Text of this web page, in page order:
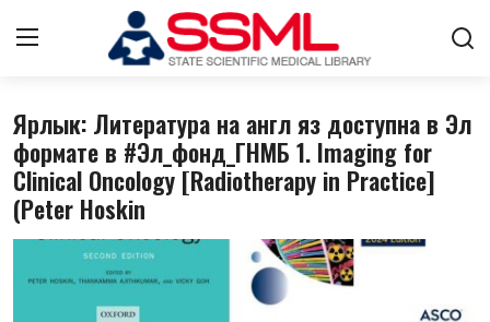
Авторизоваться регистр
Главная
Архив журналов Узбекистана
О нас
Ярлык: Литература на англ яз доступна в Эл
формате в #Эл_фонд_ГНМБ 1. Imaging for
Clinical Oncology [Radiotherapy in Practice]
(Peter Hoskin